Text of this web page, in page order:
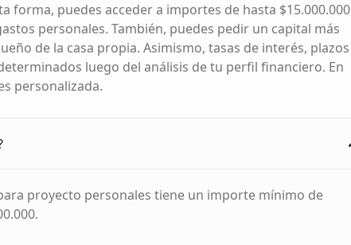
forma, puedes acceder a importes de hasta $15.000.000
personales. También, puedes pedir un capital más
de la casa propia. Asimismo, tasas de interés, plazos
luego del análisis de tu perfil financiero. En
personalizada.
proyecto personales tiene un importe mínimo de